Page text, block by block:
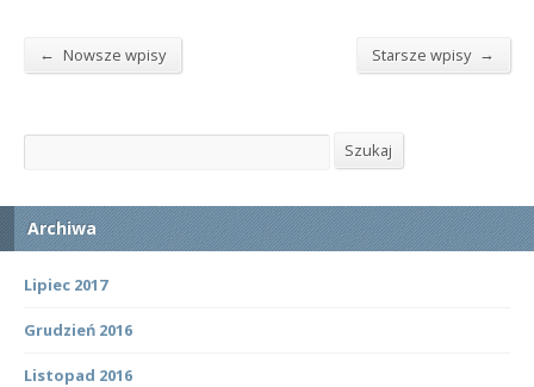
← Nowsze wpisy Starsze wpisy →
Szukaj Szukaj
Archiwa
Lipiec 2017
Grudzień 2016
Listopad 2016